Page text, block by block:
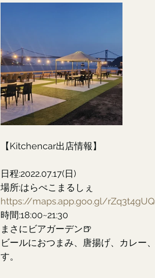
【Kitchencar出店情報】
日程:2022.07.17(日)
場所:はらぺこまるしぇ
https://maps.app.goo.gl/
時間:18:00~21:30
まさにビアガーデン🍺
ビールにおつまみ、唐揚げ、カレー
す。